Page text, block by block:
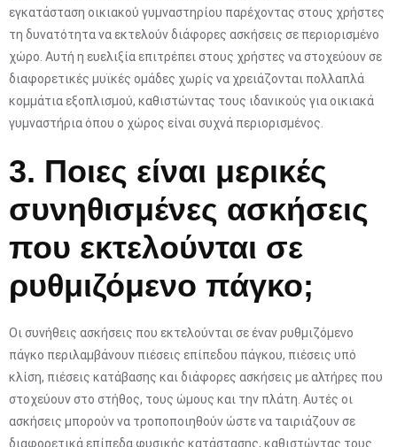
εγκατάσταση οικιακού γυμναστηρίου παρέχοντας στους χρήστες
τη δυνατότητα να εκτελούν διάφορες ασκήσεις σε περιορισμένο
χώρο. Αυτή η ευελιξία επιτρέπει στους χρήστες να στοχεύουν σε
διαφορετικές μυϊκές ομάδες χωρίς να χρειάζονται πολλαπλά
κομμάτια εξοπλισμού, καθιστώντας τους ιδανικούς για οικιακά
γυμναστήρια όπου ο χώρος είναι συχνά περιορισμένος.
3. Ποιες είναι μερικές
συνηθισμένες ασκήσεις
που εκτελούνται σε
ρυθμιζόμενο πάγκο;
Οι συνήθεις ασκήσεις που εκτελούνται σε έναν ρυθμιζόμενο
πάγκο περιλαμβάνουν πιέσεις επίπεδου πάγκου, πιέσεις υπό
κλίση, πιέσεις κατάβασης και διάφορες ασκήσεις με αλτήρες που
στοχεύουν στο στήθος, τους ώμους και την πλάτη. Αυτές οι
ασκήσεις μπορούν να τροποποιηθούν ώστε να ταιριάζουν σε
διαφορετικά επίπεδα φυσικής κατάστασης, καθιστώντας τους